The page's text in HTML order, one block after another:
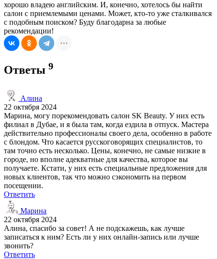
хорошо владею английским. И, конечно, хотелось бы найти
салон с приемлемыми ценами. Может, кто-то уже сталкивался
с подобным поиском? Буду благодарна за любые
рекомендации!
Ответы 9
Алина
22 октября 2024
Марина, могу порекомендовать салон SK Beauty. У них есть
филиал в Дубае, и я была там, когда ездила в отпуск. Мастера
действительно профессионалы своего дела, особенно в работе
с блондом. Что касается русскоговорящих специалистов, то
там точно есть несколько. Цены, конечно, не самые низкие в
городе, но вполне адекватные для качества, которое вы
получаете. Кстати, у них есть специальные предложения для
новых клиентов, так что можно сэкономить на первом
посещении.
Ответить
Марина
22 октября 2024
Алина, спасибо за совет! А не подскажешь, как лучше
записаться к ним? Есть ли у них онлайн-запись или лучше
звонить?
Ответить